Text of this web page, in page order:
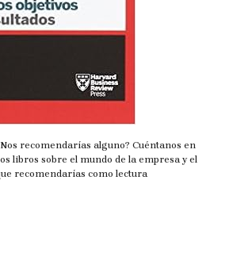
recomendarías alguno? Cuéntanos en
libros sobre el mundo de la empresa y el
recomendarías como lectura